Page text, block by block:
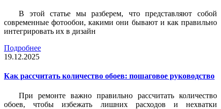
В этой статье мы разберем, что представляют собой
современные фотообои, какими они бывают и как правильно
интегрировать их в дизайн
Подробнее
19.12.2025
Как рассчитать количество обоев: пошаговое руководство
При ремонте важно правильно рассчитать количество
обоев, чтобы избежать лишних расходов и нехватки